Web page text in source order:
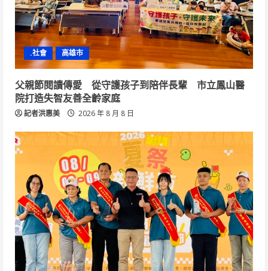
.社會 高雄市
父親節閱讀傳愛 從守護孩子到陪伴長輩 市立鳳山醫
院打造失智友善全齡家庭
記者洪惠美 2026 年 8 月 8 日